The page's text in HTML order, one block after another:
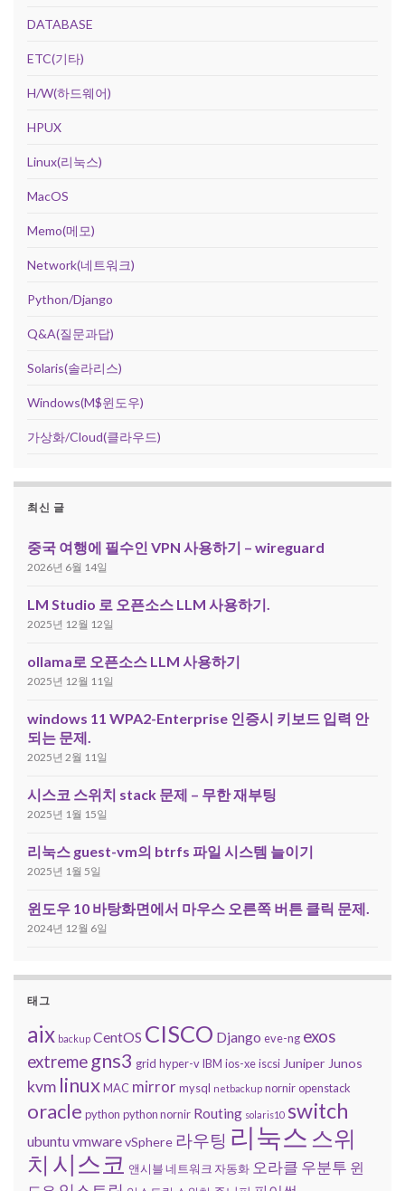
DATABASE
ETC(기타)
H/W(하드웨어)
HPUX
Linux(리눅스)
MacOS
Memo(메모)
Network(네트워크)
Python/Django
Q&A(질문과답)
Solaris(솔라리스)
Windows(M$윈도우)
가상화/Cloud(클라우드)
최신 글
중국 여행에 필수인 VPN 사용하기 – wireguard
2026년 6월 14일
LM Studio 로 오픈소스 LLM 사용하기.
2025년 12월 12일
ollama로 오픈소스 LLM 사용하기
2025년 12월 11일
windows 11 WPA2-Enterprise 인증시 키보드 입력 안
되는 문제.
2025년 2월 11일
시스코 스위치 stack 문제 – 무한 재부팅
2025년 1월 15일
리눅스 guest-vm의 btrfs 파일 시스템 늘이기
2025년 1월 5일
윈도우 10 바탕화면에서 마우스 오른쪽 버튼 클릭 문제.
2024년 12월 6일
태그
aix backup CentOS CISCO Django eve-ng exos
extreme gns3 grid hyper-vIBM ios-xeiscsi Juniper Junos
kvm linuxMAC mirror mysql netbackup norniropenstack
oracle python python nornir Routing solaris10 switch
ubuntuvmwarevSphere 라우팅 리눅스 스위
치 시스코 앤시블 네트워크 자동화 오라클 우분투 윈